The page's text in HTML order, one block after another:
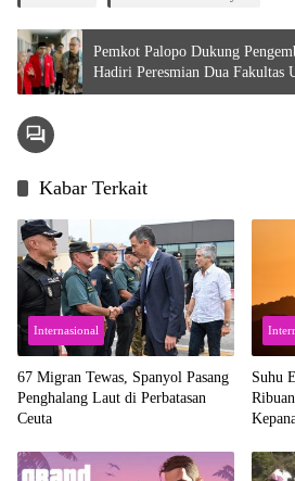
Pemkot Palopo Dukung
Hadiri Peresmian Dua Fakultas
Kabar Terkait
Internasional
67 Migran Tewas, Spanyol Pasang
Penghalang Laut di Perbatasan
Ceuta
Suhu